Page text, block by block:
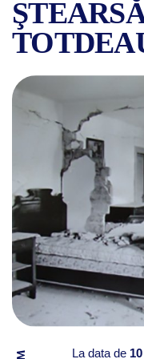
CE S-A
La data de